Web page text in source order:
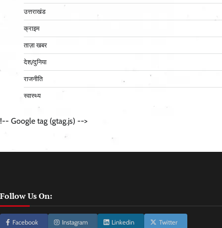
उत्तराखंड
क्राइम
ताज़ा खबर
देश/दुनिया
राजनीति
स्वास्थ्य
!-- Google tag (gtag.js) -->
Follow Us On:
Facebook Instagram Linkedin Twitter